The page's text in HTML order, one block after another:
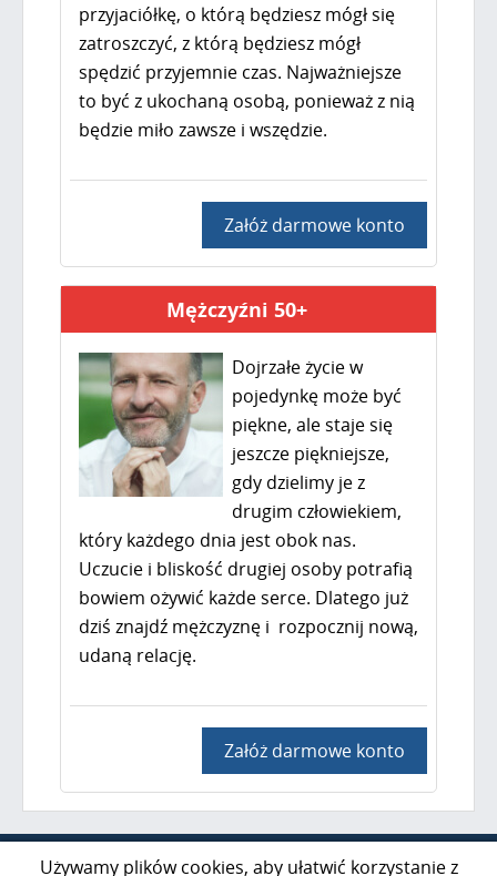
przyjaciółkę, o którą będziesz mógł się
zatroszczyć, z którą będziesz mógł
spędzić przyjemnie czas. Najważniejsze
to być z ukochaną osobą, ponieważ z nią
będzie miło zawsze i wszędzie.
Załóż darmowe konto
Mężczyźni 50+
Dojrzałe życie w
pojedynkę może być
piękne, ale staje się
jeszcze piękniejsze,
gdy dzielimy je z
drugim człowiekiem,
który każdego dnia jest obok nas.
Uczucie i bliskość drugiej osoby potrafią
bowiem ożywić każde serce. Dlatego już
dziś znajdź mężczyznę i rozpocznij nową,
udaną relację.
Załóż darmowe konto
Al. Jerozolimskie 85 lok. 21
Używamy plików cookies, aby ułatwić korzystanie z